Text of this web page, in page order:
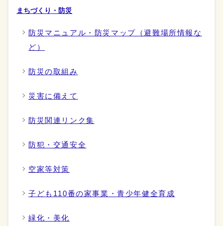
まちづくり・防災
防災マニュアル・防災マップ（避難場所情報な
ど）
防災の取組み
災害に備えて
防災関連リンク集
防犯・交通安全
空家等対策
子ども110番の家事業・青少年健全育成
緑化・美化